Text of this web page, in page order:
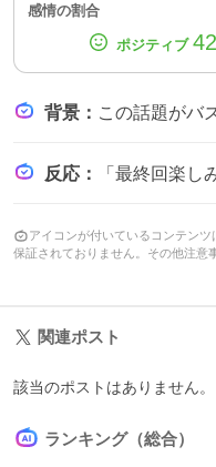
感情の割合
42
背景 ： この話題がバズっている理由は、3ヶ月にわたる放送で築かれたキャラクターへの愛着と、最
反応 ： 「最終回楽しみ🚚 どんな最後になるかな🤔桃子さんのウェディングドレス見られそうで楽しみ！！」や「ボミ
アイコンが付いているコンテン
保証されておりません。その他注意
関連ポスト
該当のポストはありません。
ランキング（総合）